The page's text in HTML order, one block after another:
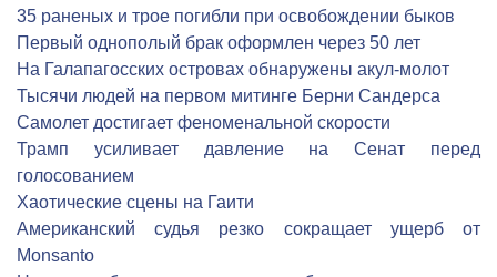
35 раненых и трое погибли при освобождении быков
Первый однополый брак оформлен через 50 лет
На Галапагосских островах обнаружены акул-молот
Тысячи людей на первом митинге Берни Сандерса
Cамолет достигает феноменальной скорости
Трамп усиливает давление на Сенат перед
голосованием
Хаотические сцены на Гаити
Американский судья резко сокращает ущерб от
Monsanto